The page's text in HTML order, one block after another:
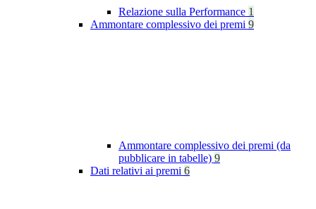
Relazione sulla Performance 1
Ammontare complessivo dei premi 9
Ammontare complessivo dei premi (da
pubblicare in tabelle) 9
Dati relativi ai premi 6